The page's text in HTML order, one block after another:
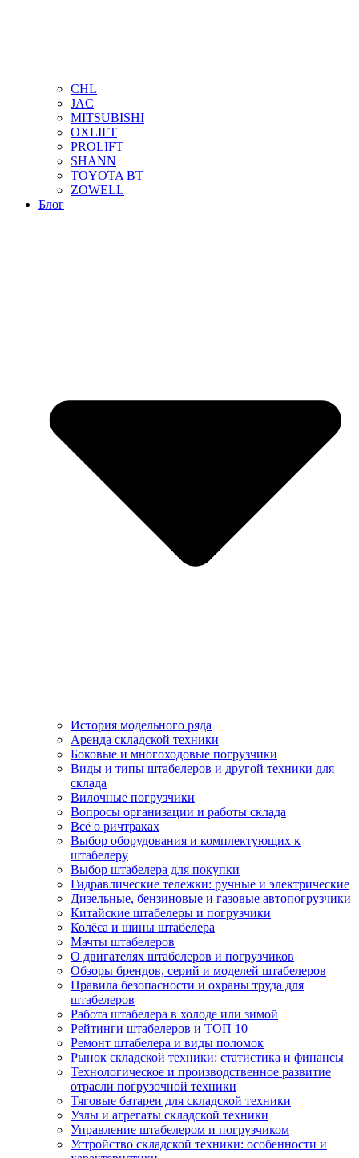
CHL
JAC
MITSUBISHI
OXLIFT
PROLIFT
SHANN
TOYOTA BT
ZOWELL
Блог
История модельного ряда
Аренда складской техники
Боковые и многоходовые погрузчики
Виды и типы штабелеров и другой техники для
склада
Вилочные погрузчики
Вопросы организации и работы склада
Всё о ричтраках
Выбор оборудования и комплектующих к
штабелеру
Выбор штабелера для покупки
Гидравлические тележки: ручные и электрические
Дизельные, бензиновые и газовые автопогрузчики
Китайские штабелеры и погрузчики
Колёса и шины штабелера
Мачты штабелеров
О двигателях штабелеров и погрузчиков
Обзоры брендов, серий и моделей штабелеров
Правила безопасности и охраны труда для
штабелеров
Работа штабелера в холоде или зимой
Рейтинги штабелеров и ТОП 10
Ремонт штабелера и виды поломок
Рынок складской техники: статистика и финансы
Технологическое и производственное развитие
отрасли погрузочной техники
Тяговые батареи для складской техники
Узлы и агрегаты складской техники
Управление штабелером и погрузчиком
Устройство складской техники: особенности и